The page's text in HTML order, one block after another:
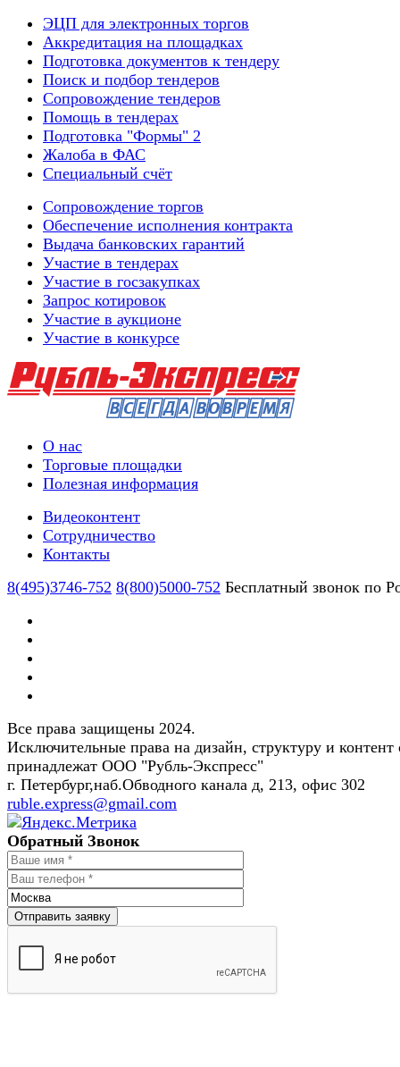
ЭЦП для электронных торгов
Аккредитация на площадках
Подготовка документов к тендеру
Поиск и подбор тендеров
Сопровождение тендеров
Помощь в тендерах
Подготовка "Формы" 2
Жалоба в ФАС
Специальный счёт
Сопровождение торгов
Обеспечение исполнения контракта
Выдача банковских гарантий
Участие в тендерах
Участие в госзакупках
Запрос котировок
Участие в аукционе
Участие в конкурсе
О нас
Торговые площадки
Полезная информация
Видеоконтент
Сотрудничество
Контакты
8(495)3746-752 8(800)5000-752 Бесплатный звонок по
Все права защищены 2024.
Исключительные права на дизайн, структуру и контент
принадлежат ООО "Рубль-Экспресс"
г. Петербург,наб.Обводного канала д, 213, офис 302
ruble.express@gmail.com
Обратный Звонок